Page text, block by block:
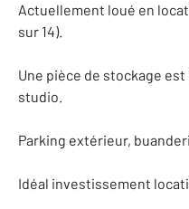
Actuellement loué en
sur 14).
Une pièce de stockage
studio.
Parking extérieur,
Idéal investissement